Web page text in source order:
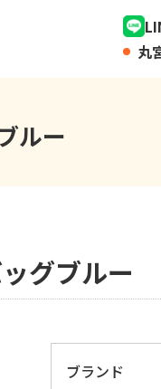
丸
ルー
グブルー
ブランド